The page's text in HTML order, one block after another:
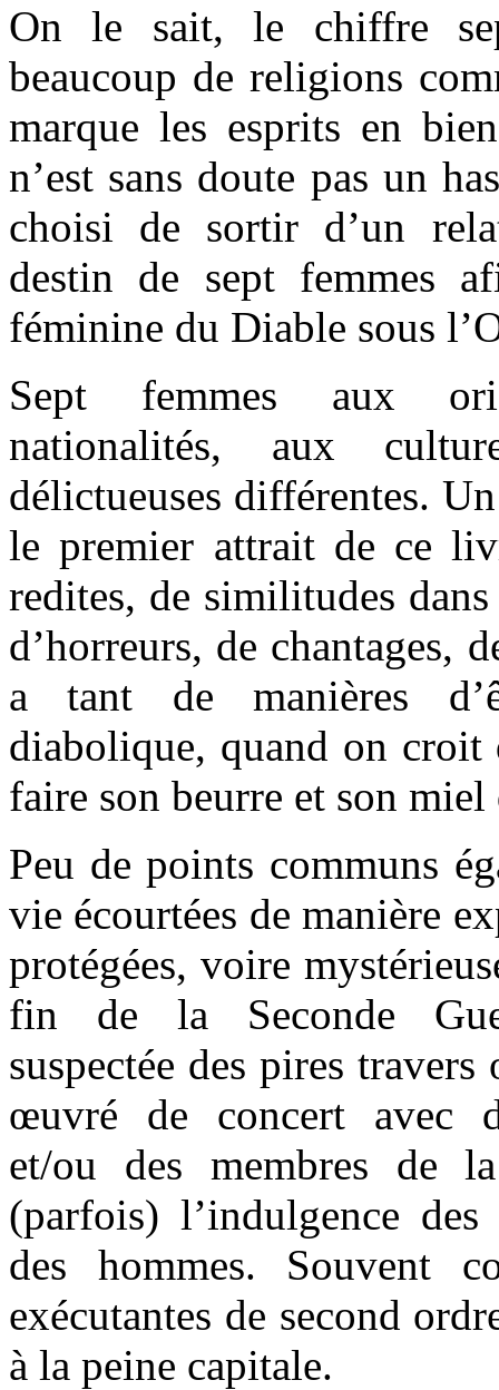
On le sait, le chiffre
beaucoup de religions
marque les esprits en
n’est sans doute pas un
choisi de sortir d’un
destin de sept femmes
féminine du Diable sous
Sept femmes aux
nationalités, aux
délictueuses différentes.
le premier attrait de ce
redites, de similitudes
d’horreurs, de chantages,
a tant de manières
diabolique, quand on
faire son beurre et son
Peu de points communs
vie écourtées de manière
protégées, voire
fin de la Seconde
suspectée des pires
œuvré de concert avec
et/ou des membres de
(parfois) l’indulgence
des hommes. Souvent
exécutantes de second
à la peine capitale.